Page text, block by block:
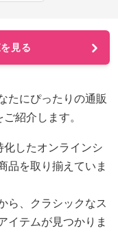
見る
たにぴったりの通販
紹介します。
したオンラインシ
品を取り揃えていま
ら、クラシックなス
イテムが見つかりま